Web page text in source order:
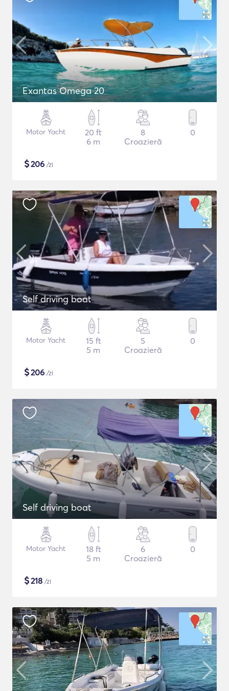
Exantas Omega 20
Motor Yacht
20 ft
6 m
8
Croazieră
0
$206 /zi
Self driving boat
Motor Yacht
15 ft
5 m
5
Croazieră
0
$206 /zi
Self driving boat
Motor Yacht
18 ft
5 m
6
Croazieră
0
$218 /zi